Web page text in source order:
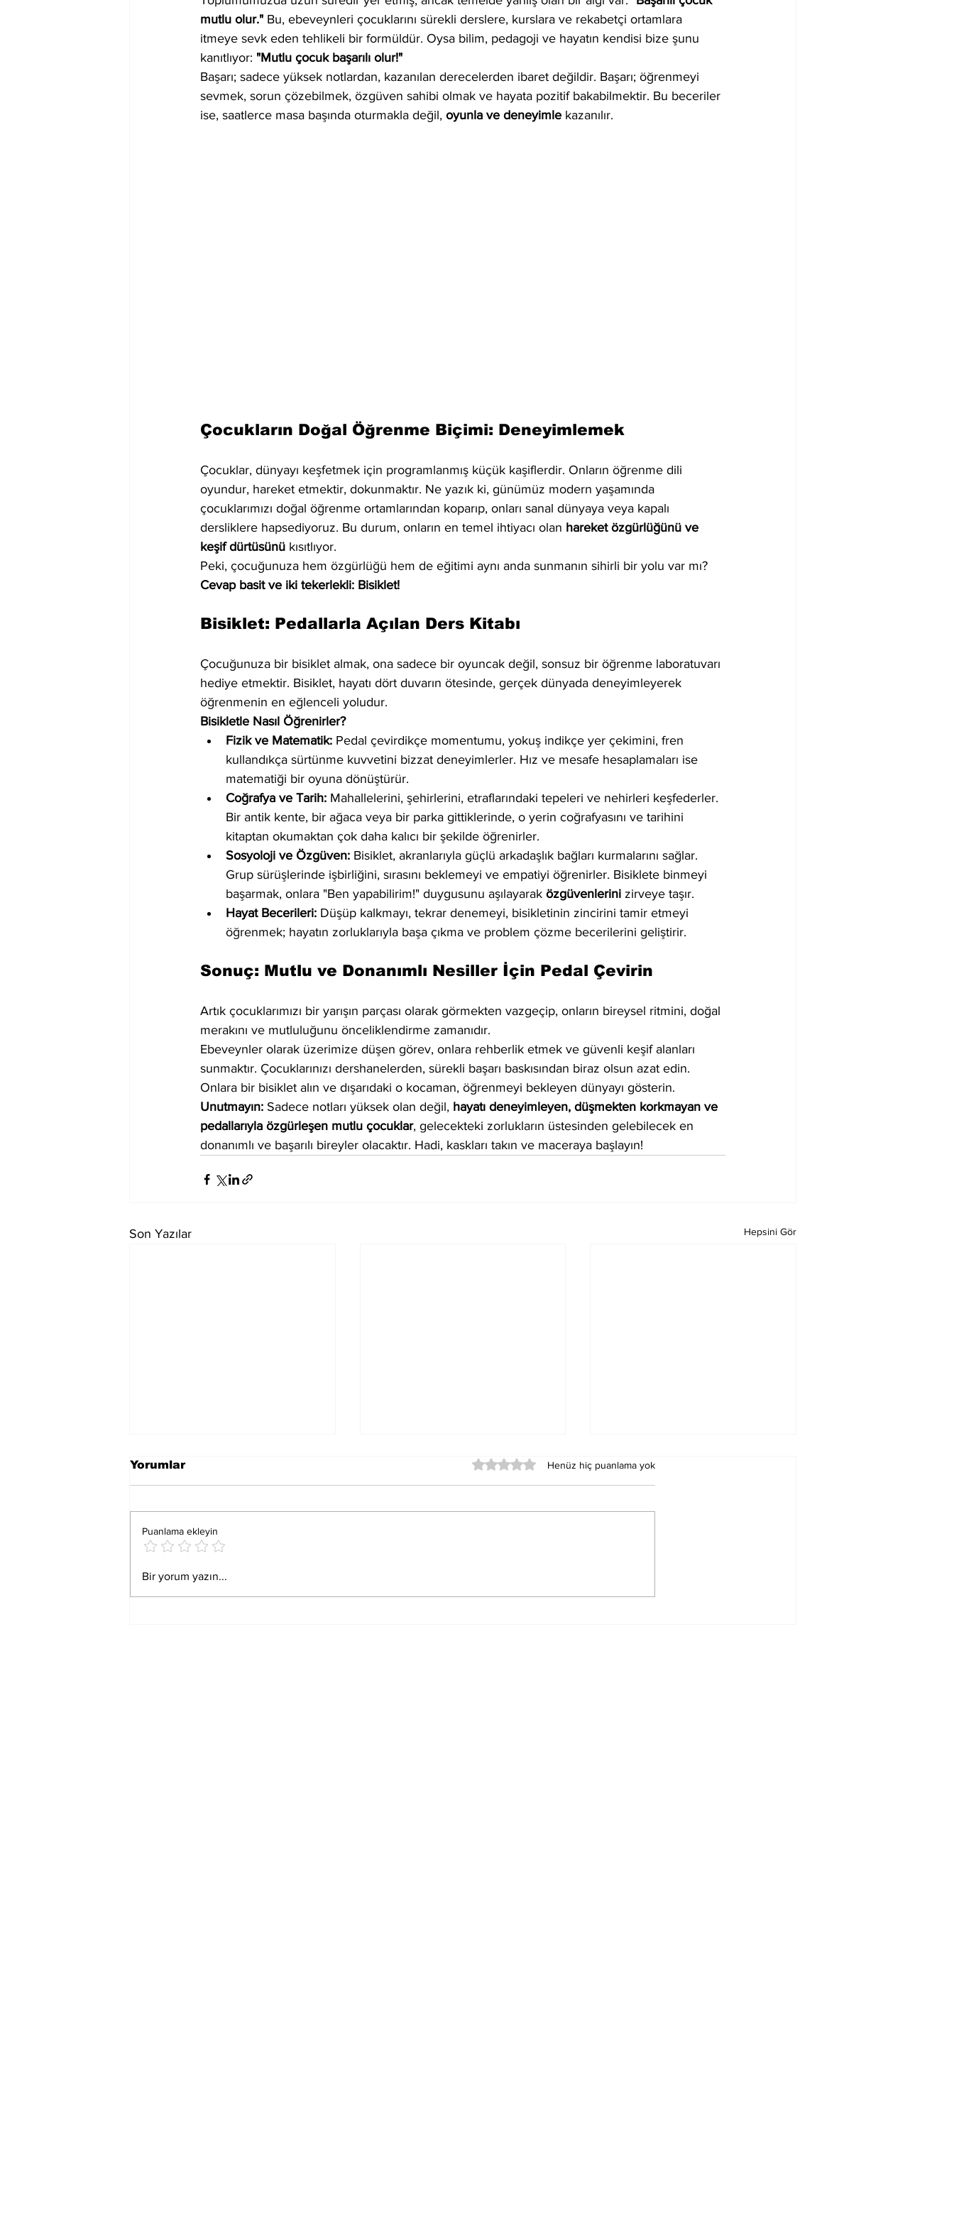
mutlu olur." Bu, ebeveynleri çocuklarını sürekli derslere, kurslara ve rekabetçi ortamlara
itmeye sevk eden tehlikeli bir formüldür. Oysa bilim, pedagoji ve hayatın kendisi bize şunu
kanıtlıyor: "Mutlu çocuk başarılı olur!"
Başarı; sadece yüksek notlardan, kazanılan derecelerden ibaret değildir. Başarı; öğrenmeyi
sevmek, sorun çözebilmek, özgüven sahibi olmak ve hayata pozitif bakabilmektir. Bu beceriler
ise, saatlerce masa başında oturmakla değil, oyunla ve deneyimle kazanılır.
Çocukların Doğal Öğrenme Biçimi: Deneyimlemek
Çocuklar, dünyayı keşfetmek için programlanmış küçük kaşiflerdir. Onların öğrenme dili
oyundur, hareket etmektir, dokunmaktır. Ne yazık ki, günümüz modern yaşamında
çocuklarımızı doğal öğrenme ortamlarından koparıp, onları sanal dünyaya veya kapalı
dersliklere hapsediyoruz. Bu durum, onların en temel ihtiyacı olan hareket özgürlüğünü ve
keşif dürtüsünü kısıtlıyor.
Peki, çocuğunuza hem özgürlüğü hem de eğitimi aynı anda sunmanın sihirli bir yolu var mı?
Cevap basit ve iki tekerlekli: Bisiklet!
Bisiklet: Pedallarla Açılan Ders Kitabı
Çocuğunuza bir bisiklet almak, ona sadece bir oyuncak değil, sonsuz bir öğrenme laboratuvarı
hediye etmektir. Bisiklet, hayatı dört duvarın ötesinde, gerçek dünyada deneyimleyerek
öğrenmenin en eğlenceli yoludur.
Bisikletle Nasıl Öğrenirler?
Fizik ve Matematik: Pedal çevirdikçe momentumu, yokuş indikçe yer çekimini, fren
kullandıkça sürtünme kuvvetini bizzat deneyimlerler. Hız ve mesafe hesaplamaları ise
matematiği bir oyuna dönüştürür.
Coğrafya ve Tarih: Mahallelerini, şehirlerini, etraflarındaki tepeleri ve nehirleri keşfederler.
Bir antik kente, bir ağaca veya bir parka gittiklerinde, o yerin coğrafyasını ve tarihini
kitaptan okumaktan çok daha kalıcı bir şekilde öğrenirler.
Sosyoloji ve Özgüven: Bisiklet, akranlarıyla güçlü arkadaşlık bağları kurmalarını sağlar.
Grup sürüşlerinde işbirliğini, sırasını beklemeyi ve empatiyi öğrenirler. Bisiklete binmeyi
başarmak, onlara "Ben yapabilirim!" duygusunu aşılayarak özgüvenlerini zirveye taşır.
Hayat Becerileri: Düşüp kalkmayı, tekrar denemeyi, bisikletinin zincirini tamir etmeyi
öğrenmek; hayatın zorluklarıyla başa çıkma ve problem çözme becerilerini geliştirir.
Sonuç: Mutlu ve Donanımlı Nesiller İçin Pedal Çevirin
Artık çocuklarımızı bir yarışın parçası olarak görmekten vazgeçip, onların bireysel ritmini, doğal
merakını ve mutluluğunu önceliklendirme zamanıdır.
Ebeveynler olarak üzerimize düşen görev, onlara rehberlik etmek ve güvenli keşif alanları
sunmaktır. Çocuklarınızı dershanelerden, sürekli başarı baskısından biraz olsun azat edin.
Onlara bir bisiklet alın ve dışarıdaki o kocaman, öğrenmeyi bekleyen dünyayı gösterin.
Unutmayın: Sadece notları yüksek olan değil, hayatı deneyimleyen, düşmekten korkmayan ve
pedallarıyla özgürleşen mutlu çocuklar, gelecekteki zorlukların üstesinden gelebilecek en
donanımlı ve başarılı bireyler olacaktır. Hadi, kaskları takın ve maceraya başlayın!
Son Yazılar Hepsini Gör
PATİ PEDALLAR
Yorumlar 5 üzerinden 0 yıldızHenüz hiç puanlama yok
Puanlama ekleyin
Bir yorum yazın...